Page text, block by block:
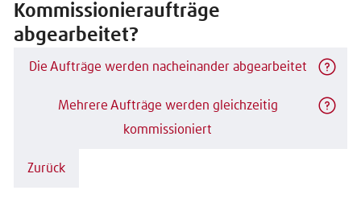
Kommissionieraufträge
abgearbeitet?
Die Aufträge werden nacheinander abgearbeitet
Mehrere Aufträge werden gleichzeitig
kommissioniert
Zurück